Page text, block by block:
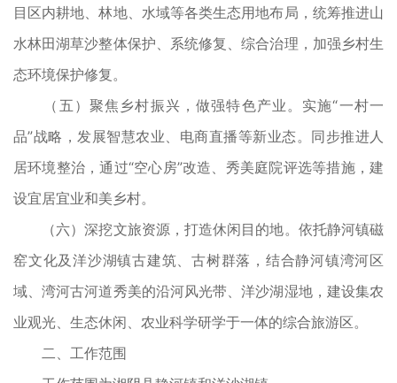
目区内耕地、林地、水域等各类生态用地布局，统筹推进山
水林田湖草沙整体保护、系统修复、综合治理，加强乡村生
态环境保护修复。
（五）聚焦乡村振兴，做强特色产业。实施“一村一
品”战略，发展智慧农业、电商直播等新业态。同步推进人
居环境整治，通过“空心房”改造、秀美庭院评选等措施，建
设宜居宜业和美乡村。
（六）深挖文旅资源，打造休闲目的地。依托静河镇磁
窑文化及洋沙湖镇古建筑、古树群落，结合静河镇湾河区
域、湾河古河道秀美的沿河风光带、洋沙湖湿地，建设集农
业观光、生态休闲、农业科学研学于一体的综合旅游区。
二、工作范围